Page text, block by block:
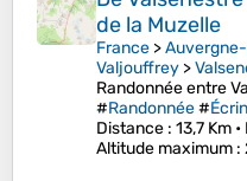
de la Muzelle
France >
Valjouffrey >
Randonnée entre
#Randonnée#
Distance : 13,7 Km •
Altitude maximum :